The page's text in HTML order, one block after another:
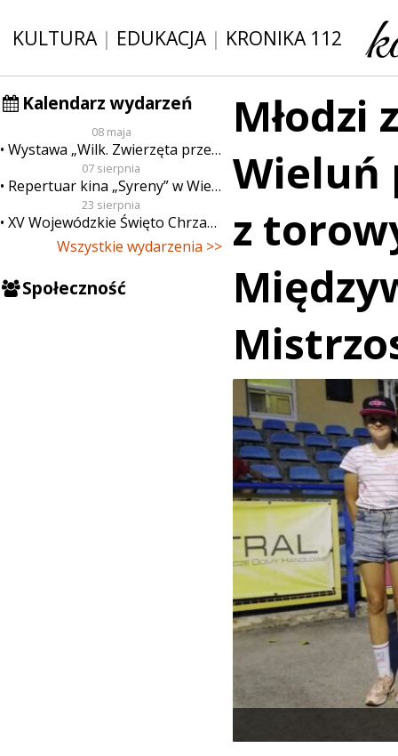
KULTURA| EDUKACJA| KRONIKA 112
Kalendarz wydarzeń
08 maja
Wystawa „Wilk. Zwierzęta przeklęte”
07 sierpnia
Repertuar kina „Syreny” w Wieluniu w dn. od 7 do 13 sierpnia
23 sierpnia
XV Wojewódzkie Święto Chrzanu
Wszystkie wydarzenia >>
Społeczność
Młodzi
Wieluń
z